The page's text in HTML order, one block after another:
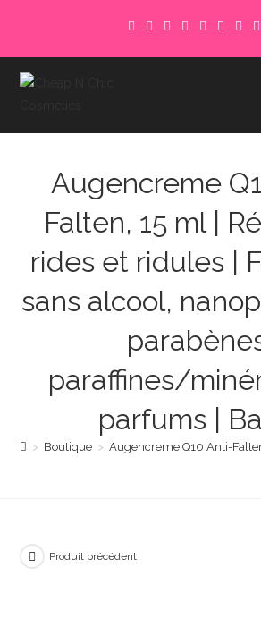
content
Augencreme
Falten, 15 ml |
rides et ridules |
sans alcool,
paraffines/
parfums |
> Boutique > Augencreme Q10 Anti-
Produit précédent